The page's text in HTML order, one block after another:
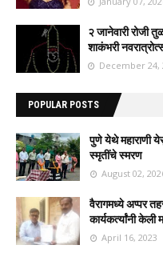
२ जानेवारी रोजी
शाकंभरी
December 24,
POPULAR POSTS
पुणे येथे महाराणी
स्मृतींचे स्मरण
August 02,
वैरागमध्ये अप्पर
कार्यकर्त्यांनी केली
April 16, 2023